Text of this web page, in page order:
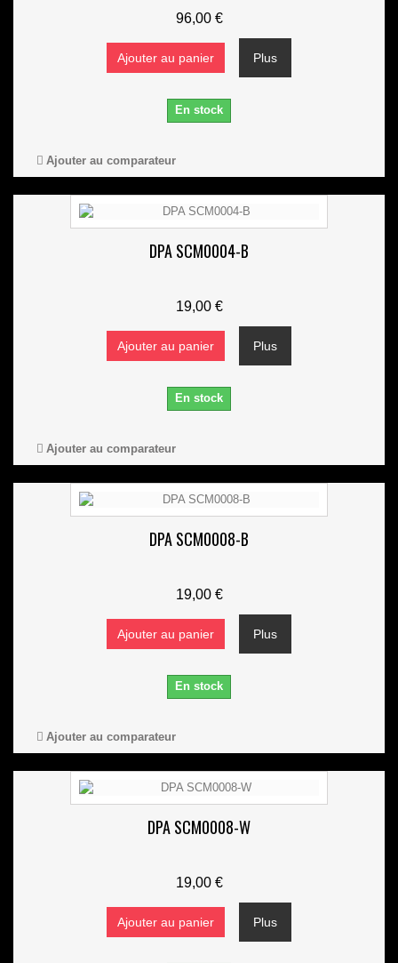
96,00 €
Ajouter au panier Plus
En stock
Ajouter au comparateur
DPA SCM0004-B
19,00 €
Ajouter au panier Plus
En stock
Ajouter au comparateur
DPA SCM0008-B
19,00 €
Ajouter au panier Plus
En stock
Ajouter au comparateur
DPA SCM0008-W
19,00 €
Ajouter au panier Plus